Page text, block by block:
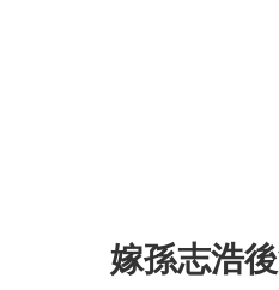
嫁孫志浩